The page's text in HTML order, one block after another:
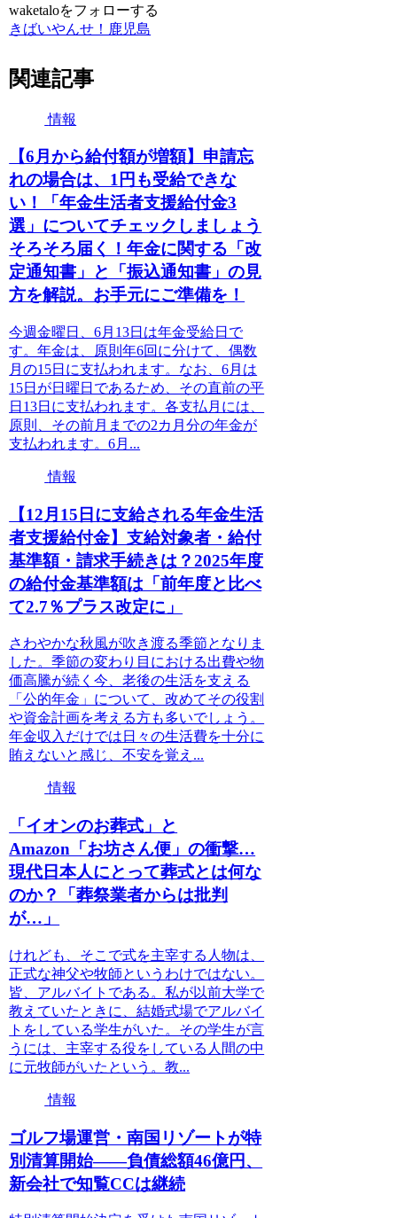
waketaloをフォローする
きばいやんせ！鹿児島
関連記事
情報
【6月から給付額が増額】申請忘
れの場合は、1円も受給できな
い！「年金生活者支援給付金3
選」についてチェックしましょう
そろそろ届く！年金に関する「改
定通知書」と「振込通知書」の見
方を解説。お手元にご準備を！
今週金曜日、6月13日は年金受給日で
す。年金は、原則年6回に分けて、偶数
月の15日に支払われます。なお、6月は
15日が日曜日であるため、その直前の平
日13日に支払われます。各支払月には、
原則、その前月までの2カ月分の年金が
支払われます。6月...
情報
【12月15日に支給される年金生活
者支援給付金】支給対象者・給付
基準額・請求手続きは？2025年度
の給付金基準額は「前年度と比べ
て2.7％プラス改定に」
さわやかな秋風が吹き渡る季節となりま
した。季節の変わり目における出費や物
価高騰が続く今、老後の生活を支える
「公的年金」について、改めてその役割
や資金計画を考える方も多いでしょう。
年金収入だけでは日々の生活費を十分に
賄えないと感じ、不安を覚え...
情報
「イオンのお葬式」と
Amazon「お坊さん便」の衝撃…
現代日本人にとって葬式とは何な
のか？「葬祭業者からは批判
が…」
けれども、そこで式を主宰する人物は、
正式な神父や牧師というわけではない。
皆、アルバイトである。私が以前大学で
教えていたときに、結婚式場でアルバイ
トをしている学生がいた。その学生が言
うには、主宰する役をしている人間の中
に元牧師がいたという。教...
情報
ゴルフ場運営・南国リゾートが特
別清算開始――負債総額46億円、
新会社で知覧CCは継続